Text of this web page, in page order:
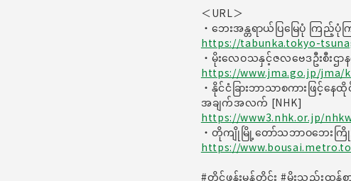
＜URL＞
・ဘေးအန္တရာယ်ပြမြေပုံ ကြည့်ပုံ
https://tabunka.tokyo-
・မိုးလေဝသနှင့်ဇလဗေဒဦးစီး
https://www.jma.go.jp/jma/
・နိုင်ငံခြားဘာသာစကားဖြ
အချက်အလက် [NHK]
https://www3.nhk.or.jp/
・တိုကျိုမြို့တော်သဘာဝဘေး
https://
#တိုင်ဖွန်းမုန်တိုင်း #မိုးသည်းထန်စွ